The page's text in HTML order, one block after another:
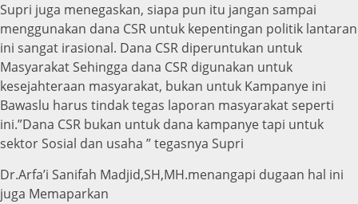
Supri juga menegaskan, siapa pun itu jangan sampai
menggunakan dana CSR untuk kepentingan politik lantaran
ini sangat irasional. Dana CSR diperuntukan untuk
Masyarakat Sehingga dana CSR digunakan untuk
kesejahteraan masyarakat, bukan untuk Kampanye ini
Bawaslu harus tindak tegas laporan masyarakat seperti
ini.”Dana CSR bukan untuk dana kampanye tapi untuk
sektor Sosial dan usaha ” tegasnya Supri
Dr.Arfa’i Sanifah Madjid,SH,MH.menangapi dugaan hal ini
juga Memaparkan